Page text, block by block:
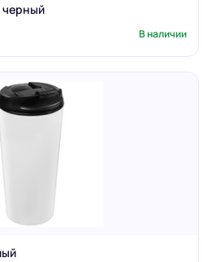
черный
В наличии